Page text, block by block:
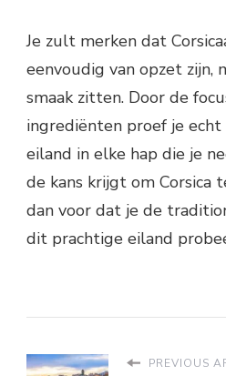
Je zult merken dat
eenvoudig van opzet zijn,
smaak zitten. Door de
ingrediënten proef je
eiland in elke hap die je
de kans krijgt om Corsica
dan voor dat je de
dit prachtige eiland
PREVIOUS